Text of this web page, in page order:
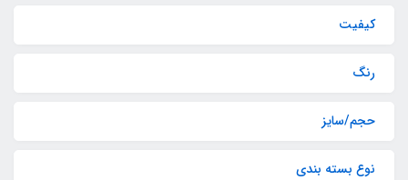
کیفیت
رنگ
حجم/سایز
نوع بسته بندی